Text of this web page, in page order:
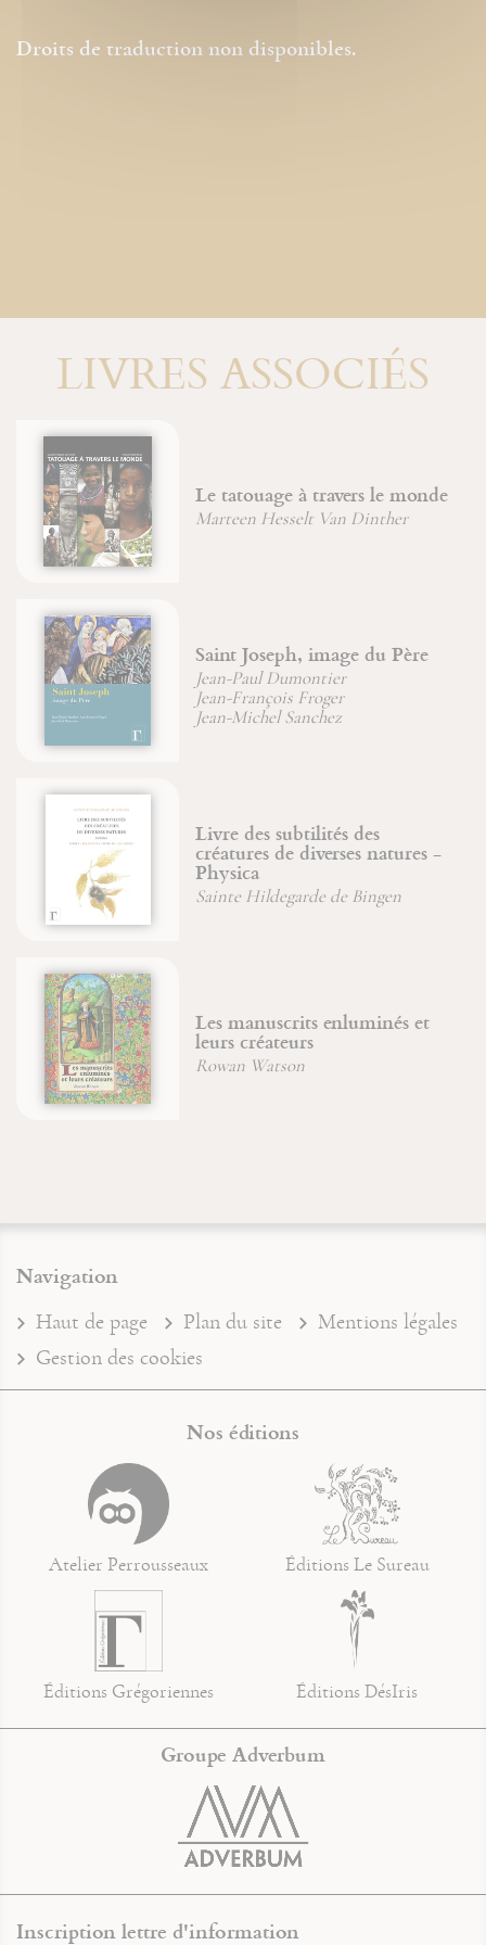
Droits de traduction non disponibles.
LIVRES ASSOCIÉS
tatouage à travers le monde
Hesselt Van Dinther
Joseph, image du Père
Paul Dumontier
François Froger
Michel Sanchez
des subtilités des
de diverses natures -
Hildegarde de Bingen
manuscrits enluminés et
créateurs
Watson
Navigation
Haut de page Plan du site
Mentions légales
Gestion des cookies
Nos éditions
Atelier Perrousseaux Éditions Le Sureau
Éditions Grégoriennes Éditions DésIris
Groupe Adverbum
Inscription lettre d'information